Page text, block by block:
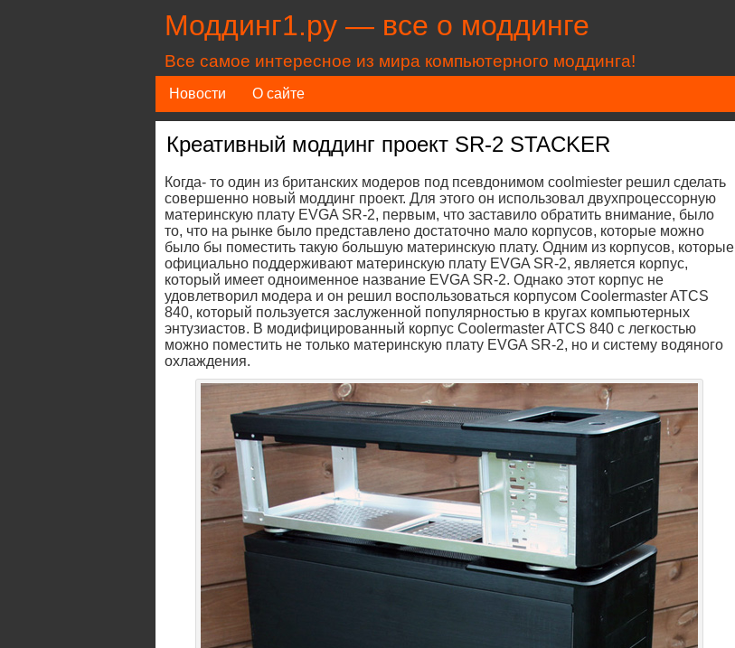
Моддинг1.ру — все о моддинге
Все самое интересное из мира компьютерного моддинга!
Новости О сайте
Креативный моддинг проект SR-2 STACKER
Когда- то один из британских модеров под псевдонимом coolmiester решил сделать
совершенно новый моддинг проект. Для этого он использовал двухпроцессорную
материнскую плату EVGA SR-2, первым, что заставило обратить внимание, было
то, что на рынке было представлено достаточно мало корпусов, которые можно
было бы поместить такую большую материнскую плату. Одним из корпусов, которые
официально поддерживают материнскую плату EVGA SR-2, является корпус,
который имеет одноименное название EVGA SR-2. Однако этот корпус не
удовлетворил модера и он решил воспользоваться корпусом Coolermaster ATCS
840, который пользуется заслуженной популярностью в кругах компьютерных
энтузиастов. В модифицированный корпус Coolermaster ATCS 840 с легкостью
можно поместить не только материнскую плату EVGA SR-2, но и систему водяного
охлаждения.